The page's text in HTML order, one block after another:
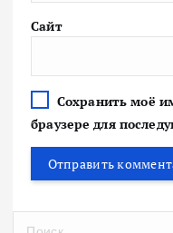
Сайт
Сохранить моё
браузере для